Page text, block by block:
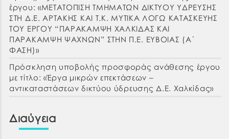
έργου: «ΜΕΤΑΤΟΠΙΣΗ ΤΜΗΜΑΤΩΝ ΔΙΚΤΥΟΥ ΥΔΡΕΥΣΗΣ
ΣΤΗ Δ.Ε. ΑΡΤΑΚΗΣ ΚΑΙ Τ.Κ. ΜΥΤΙΚΑ ΛΟΓΩ ΚΑΤΑΣΚΕΥΗΣ
ΤΟΥ ΕΡΓΟΥ “ΠΑΡΑΚΑΜΨΗ ΧΑΛΚΙΔΑΣ ΚΑΙ
ΠΑΡΑΚΑΜΨΗ ΨΑΧΝΩΝ” ΣΤΗΝ Π.Ε. ΕΥΒΟΙΑΣ (Α΄
ΦΑΣΗ)»
Πρόσκληση υποβολής προσφοράς ανάθεσης έργου
με τίτλο: «Έργα μικρών επεκτάσεων –
αντικαταστάσεων δικτύου ύδρευσης Δ.Ε. Χαλκίδας»
Διαύγεια